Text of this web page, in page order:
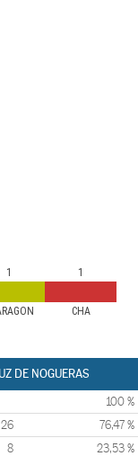
CHA
1 1
DE NOGUERAS
100 %
26 76,47 %
8 23,53 %